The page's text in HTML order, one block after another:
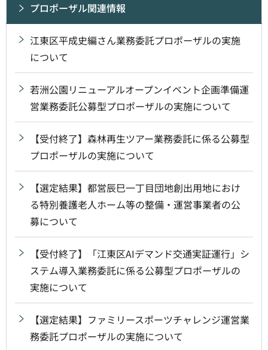
プロポーザル関連情報
江東区平成史編さん業務委託プロポーザルの実施
について
若洲公園リニューアルオープンイベント企画準備運
営業務委託公募型プロポーザルの実施について
【受付終了】森林再生ツアー業務委託に係る公募型
プロポーザルの実施について
【選定結果】都営辰巳一丁目団地創出用地におけ
る特別養護老人ホーム等の整備・運営事業者の公
募について
【受付終了】「江東区AIデマンド交通実証運行」シ
ステム導入業務委託に係る公募型プロポーザルの
実施について
【選定結果】ファミリースポーツチャレンジ運営業
務委託プロポーザルの実施について